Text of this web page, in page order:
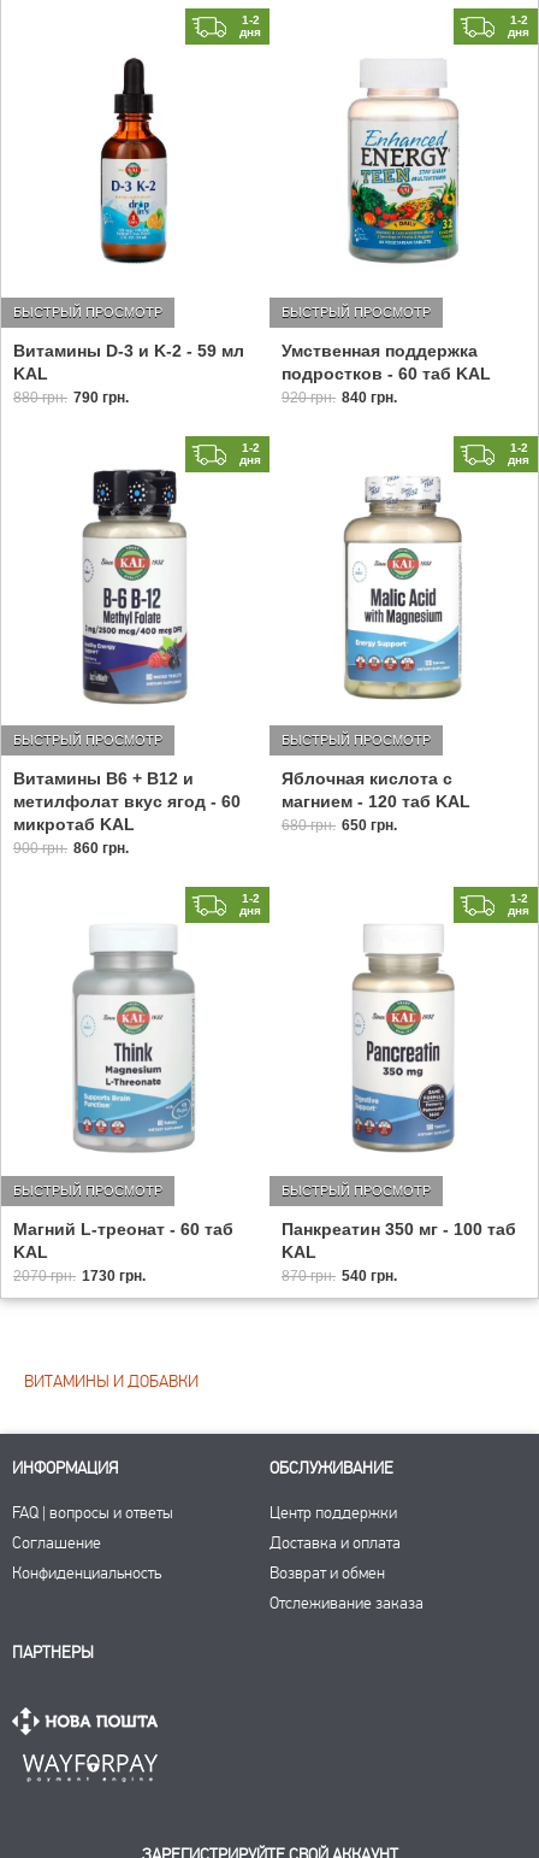
1-2
дня
Витамины D-3 и K-2 - 59 мл
KAL
БЫСТРЫЙ ПРОСМОТР
880 грн. 790 грн.
1-2
дня
Умственная поддержка
подростков - 60 таб KAL
БЫСТРЫЙ ПРОСМОТР
920 грн. 840 грн.
1-2
дня
Витамины B6 + B12 и
метилфолат вкус ягод - 60
микротаб KAL
БЫСТРЫЙ ПРОСМОТР
900 грн. 860 грн.
1-2
дня
Яблочная кислота с
магнием - 120 таб KAL
БЫСТРЫЙ ПРОСМОТР
680 грн. 650 грн.
1-2
дня
Магний L-треонат - 60 таб
KAL
БЫСТРЫЙ ПРОСМОТР
2070 грн. 1730 грн.
1-2
дня
Панкреатин 350 мг - 100 таб
KAL
БЫСТРЫЙ ПРОСМОТР
870 грн. 540 грн.
ВИТАМИНЫ И ДОБАВКИ
ИНФОРМАЦИЯ
FAQ | вопросы и ответы
Соглашение
Конфиденциальность
ОБСЛУЖИВАНИЕ
Центр поддержки
Доставка и оплата
Возврат и обмен
Отслеживание заказа
ПАРТНЕРЫ